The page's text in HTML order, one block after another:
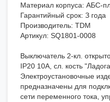
Материал корпуса: АБС-
Гарантийный срок: З года
Производитель: TDM
Артикул: SQ1801-0008
Выключатель 2-кл.
IP20 10А, сл. кость
Электроустановочные
предназначены для
сети переменного тока,